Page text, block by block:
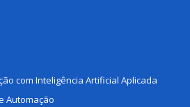
com Inteligência Artificial Aplicada
Automação